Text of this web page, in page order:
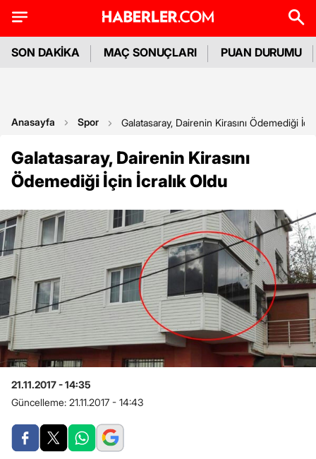
SON DAKİKA MAÇ SONUÇLARI PUAN DURUMU
Anasayfa Spor Galatasaray, Dairenin Kirasını Ödemediği
Galatasaray, Dairenin Kirasını
Ödemediği İçin İcralık Oldu
21.11.2017 - 14:35
Güncelleme: 21.11.2017 - 14:43